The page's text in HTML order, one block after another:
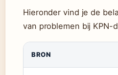
Hieronder vind je de
van problemen bij KPN-
BRON